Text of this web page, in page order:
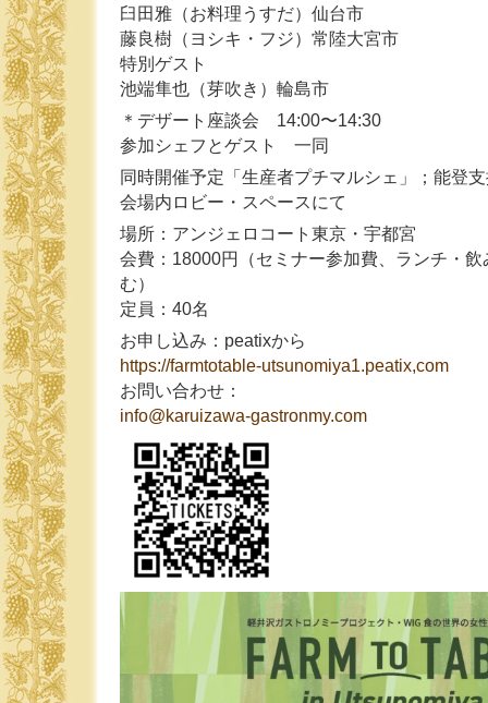
臼田雅（お料理うすだ）仙台市
藤良樹（ヨシキ・フジ）常陸大宮市
特別ゲスト
池端隼也（芽吹き）輪島市
＊デザート座談会 14:00〜14:30
参加シェフとゲスト 一同
同時開催予定「生産者プチマルシェ」；能登
会場内ロビー・スペースにて
場所：アンジェロコート東京・宇都宮
会費：18000円（セミナー参加費、ランチ・
む）
定員：40名
お申し込み：peatixから
https://farmtotable-utsunomiya1.peatix,com
お問い合わせ：
info@karuizawa-gastronmy.com